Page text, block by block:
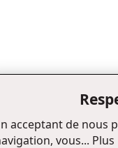
acceptant de nous
vous... Plus